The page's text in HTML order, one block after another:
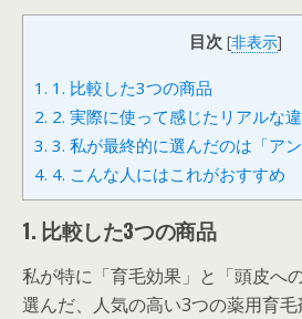
目次 [非表示]
1. 1. 比較した3つの商品
2. 2. 実際に使って感じたリアルな
3. 3. 私が最終的に選んだのは「ア
4. 4. こんな人にはこれがおすすめ
1. 比較した3つの商品
私が特に「育毛効果」と「頭皮へ
選んだ、人気の高い3つの薬用育毛